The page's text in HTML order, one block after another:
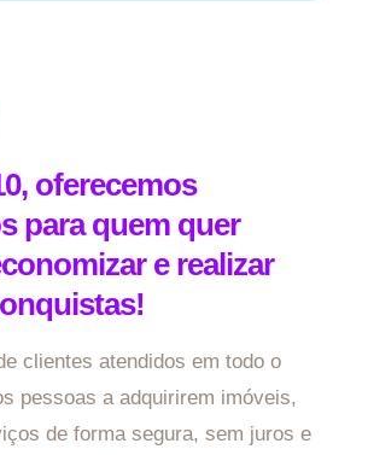
oferecemos
para quem quer
e realizar
clientes atendidos em todo o
pessoas a adquirirem imóveis,
de forma segura, sem juros e